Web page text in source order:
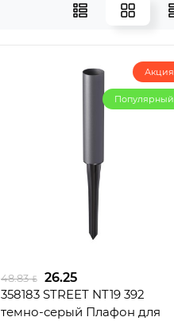
Акция
Популярный
48.83
26.25
358183 STREET NT19 392
темно-серый Плафон для